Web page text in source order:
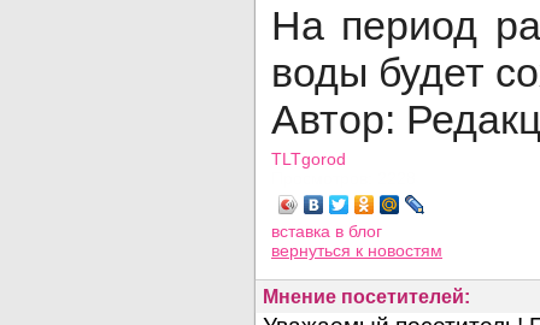
На период
воды будет
Автор:
TLTgorod
вставка в блог
вернуться к новостям
Мнение посетителей: